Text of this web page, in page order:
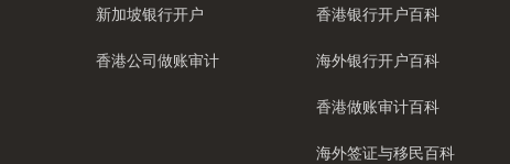
新加坡银行开户
香港公司做账审计
香港银行开户百科
海外银行开户百科
香港做账审计百科
海外签证与移民百科